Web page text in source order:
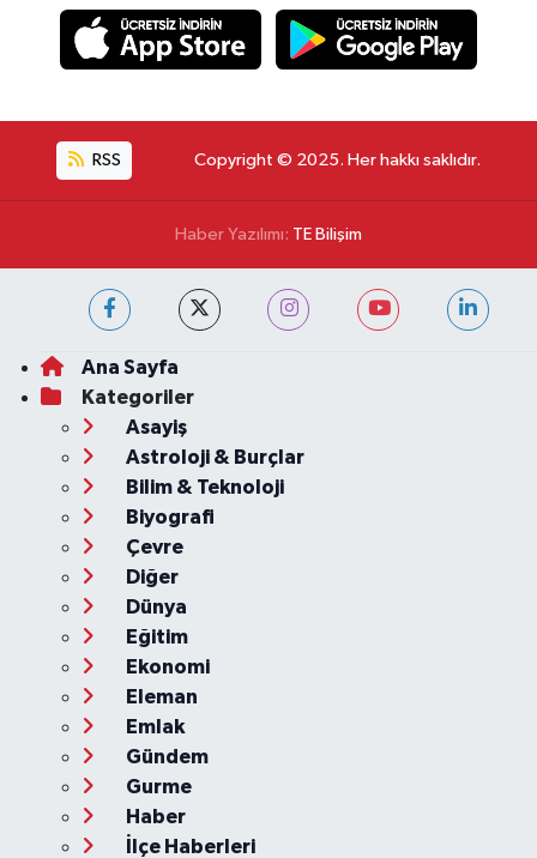
RSS Copyright © 2025. Her hakkı saklıdır.
Haber Yazılımı: TE Bilişim
Ana Sayfa
Kategoriler
Asayiş
Astroloji & Burçlar
Bilim & Teknoloji
Biyografi
Çevre
Diğer
Dünya
Eğitim
Ekonomi
Eleman
Emlak
Gündem
Gurme
Haber
İlçe Haberleri